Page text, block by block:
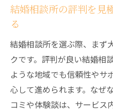
結婚相談所の評判を見
る
結婚相談所を選ぶ際、まず
クです。評判が良い結婚相
ような地域でも信頼性やサ
心して進められます。なぜ
コミや体験談は、サービス